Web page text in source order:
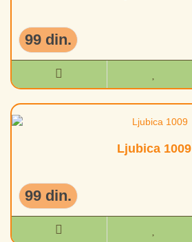
99 din.
Ljubica 1009
99 din.